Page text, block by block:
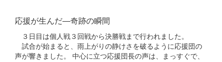
応援が生んだ―奇跡の瞬間
３日目は個人戦３回戦から決勝戦まで行われました。
試合が始まると、雨上がりの静けさを破るように応援団の
声が響きました。 中心に立つ応援団長の声は、まっすぐで、